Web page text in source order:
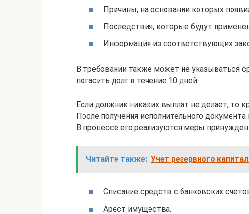
Причины, на основании которых
Последствия, которые будут
Информация из соответствующих
В требовании также может не указываться
погасить долг в течение 10 дней.
Если должник никаких выплат не делает, то
После получения исполнительного
В процессе его реализуются меры
Читайте также: Учет резервного
Списание средств с банковских
Арест имущества.